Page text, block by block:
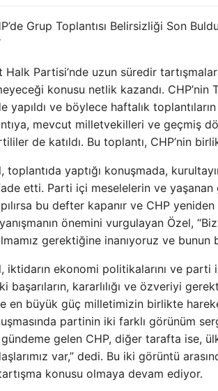
Grup Toplantısı Belirsizliği Son
Halk Partisi’nde uzun süredir
konusu netlik kazandı. CHP’nin
yapıldı ve böylece haftalık
mevcut milletvekilleri ve geçmiş
de katıldı. Bu toplantı, CHP’nin
toplantıda yaptığı konuşmada,
etti. Parti içi meselelerin ve yaşanan
bu defter kapanır ve CHP
önemini vurgulayan Özel,
gerektiğine inanıyoruz ve
iktidarın ekonomi politikalarını ve
başarıların, kararlılığı ve özveriyi
en büyük güç milletimizin birlikte
partinin iki farklı görünüm
gündeme gelen CHP, diğer tarafta ise,
var,” dedi. Bu iki görüntü
konusu olmaya devam ediyor.